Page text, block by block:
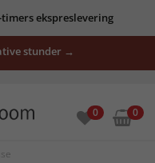
ekspreslevering
stunder →
0 0